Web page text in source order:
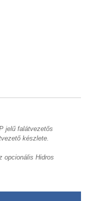
jelű falátvezetős
készlete.
opcionális Hidros